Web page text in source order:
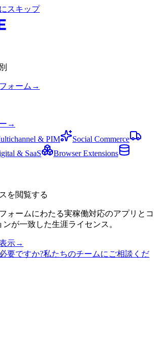
スキップ
ォーム →
→
& PIM
Social Commerce
& SaaS
Browser Extensions
を閲覧する
ォームにわたる実稼働対応のアプリとコ
が一致した生涯ライセンス。
示→
要ですか?私たちのチームにご相談くだ